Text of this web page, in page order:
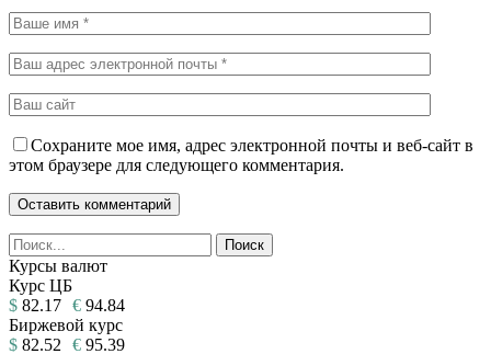
Сохраните мое имя, адрес электронной почты и веб-сайт в
этом браузере для следующего комментария.
Курсы валют
Курс ЦБ
$ 82.17 € 94.84
Биржевой курс
$ 82.52 € 95.39